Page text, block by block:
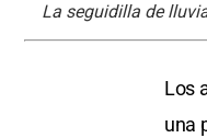
La seguidilla de
Los
una